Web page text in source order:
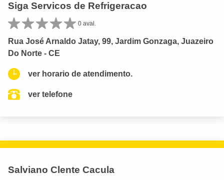
Siga Servicos de Refrigeracao
0 aval.
Rua José Arnaldo Jatay, 99, Jardim Gonzaga, Juazeiro
Do Norte - CE
ver horario de atendimento.
ver telefone
Salviano Clente Cacula